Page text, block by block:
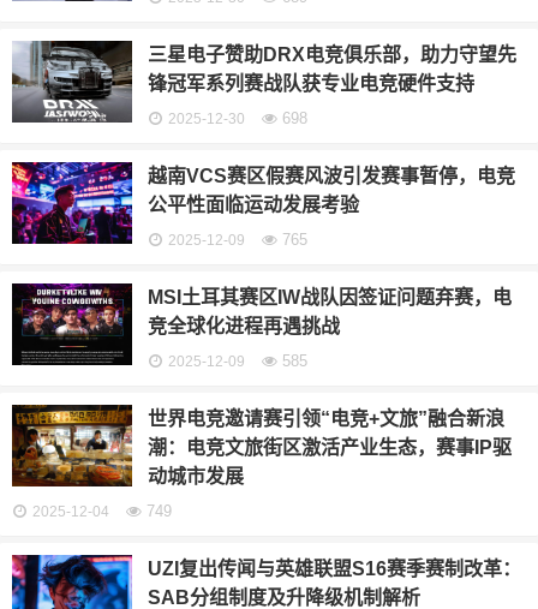
三星电子赞助DRX电竞俱乐部，助力守望先
锋冠军系列赛战队获专业电竞硬件支持
2025-12-30 698
越南VCS赛区假赛风波引发赛事暂停，电竞
公平性面临运动发展考验
2025-12-09 765
MSI土耳其赛区IW战队因签证问题弃赛，电
竞全球化进程再遇挑战
2025-12-09 585
世界电竞邀请赛引领“电竞+文旅”融合新浪
潮：电竞文旅街区激活产业生态，赛事IP驱
动城市发展
2025-12-04 749
UZI复出传闻与英雄联盟S16赛季赛制改革：
SAB分组制度及升降级机制解析